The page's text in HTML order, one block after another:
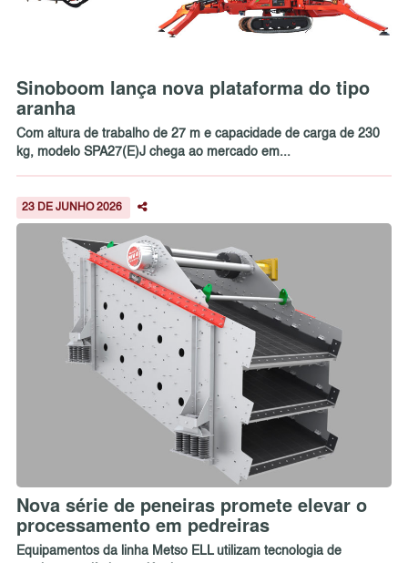
Sinoboom lança nova plataforma do tipo
aranha
Com altura de trabalho de 27 m e capacidade de carga de 230
kg, modelo SPA27(E)J chega ao mercado em...
23 DE JUNHO 2026
Nova série de peneiras promete elevar o
processamento em pedreiras
Equipamentos da linha Metso ELL utilizam tecnologia de